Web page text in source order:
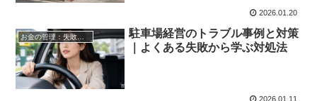
2026.01.20
お金の管理：失敗しない自宅駐車場貸し出し
駐車場経営のトラブル事例と対策
｜よくある失敗から学ぶ対処法
2026.01.11